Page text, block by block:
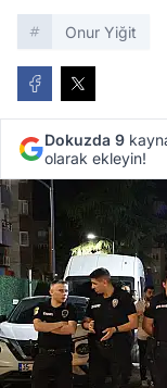
Onur Yiğit
Dokuzda 9
olarak ekleyin!